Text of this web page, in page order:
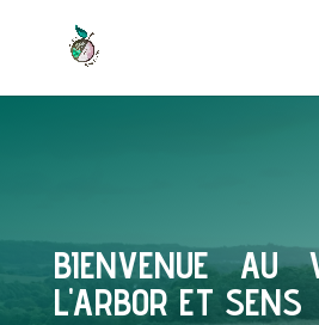
BIENVENUE AU
L'ARBOR ET SENS